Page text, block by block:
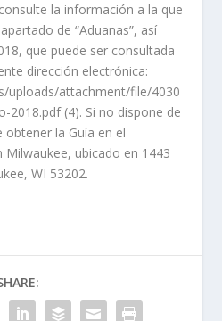
la información a la que
de “Aduanas”, así
que puede ser consultada
dirección electrónica:
uploads/attachment/file/4030
2018.pdf (4). Si no dispone de
la Guía en el
Milwaukee, ubicado en 1443
WI 53202.